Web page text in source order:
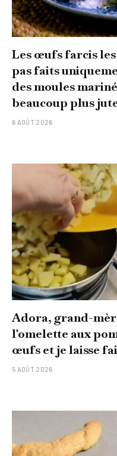
Les œufs farcis
pas faits
des moules
beaucoup plus
6 AOÛT 2026
Adora, grand-
l'omelette aux
œufs et je laisse
5 AOÛT 2026